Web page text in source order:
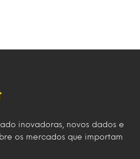
inovadoras, novos dados e
os mercados que importam